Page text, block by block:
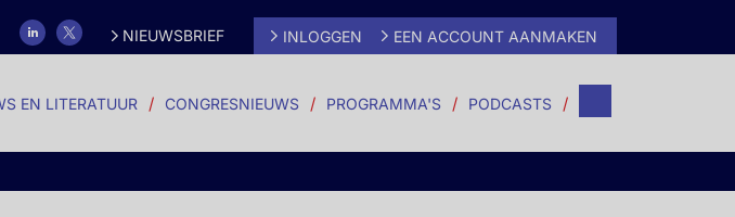
NIEUWSBRIEF INLOGGEN EEN ACCOUNT AANMAKEN
EN LITERATUUR CONGRESNIEUWS PROGRAMMA'S PODCASTS